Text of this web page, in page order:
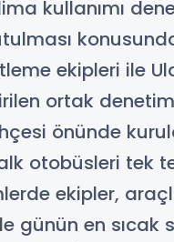
kullanımı
konusunda
ekipleri ile
ortak
önünde
otobüsleri tek
ekipler,
günün en